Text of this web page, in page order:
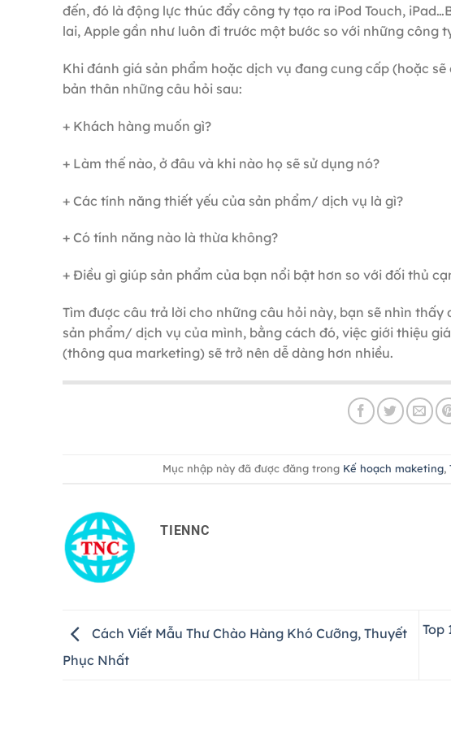
đến, đó là động lực thúc đẩy công ty tạo ra iPod Touch,
lai, Apple gần như luôn đi trước một bước so với những công
Khi đánh giá sản phẩm hoặc dịch vụ đang cung cấp (hoặc
bản thân những câu hỏi sau:
+ Khách hàng muốn gì?
+ Làm thế nào, ở đâu và khi nào họ sẽ sử dụng nó?
+ Các tính năng thiết yếu của sản phẩm/ dịch vụ là gì?
+ Có tính năng nào là thừa không?
+ Điều gì giúp sản phẩm của bạn nổi bật hơn so với đối thủ
Tìm được câu trả lời cho những câu hỏi này, bạn sẽ nhìn
sản phẩm/ dịch vụ của mình, bằng cách đó, việc giới thiệu
(thông qua marketing) sẽ trở nên dễ dàng hơn nhiều.
Mục nhập này đã được đăng trong Kế hoạch maketing,
TIENNC
Cách Viết Mẫu Thư Chào Hàng Khó Cưỡng, Thuyết
Phục Nhất
Top